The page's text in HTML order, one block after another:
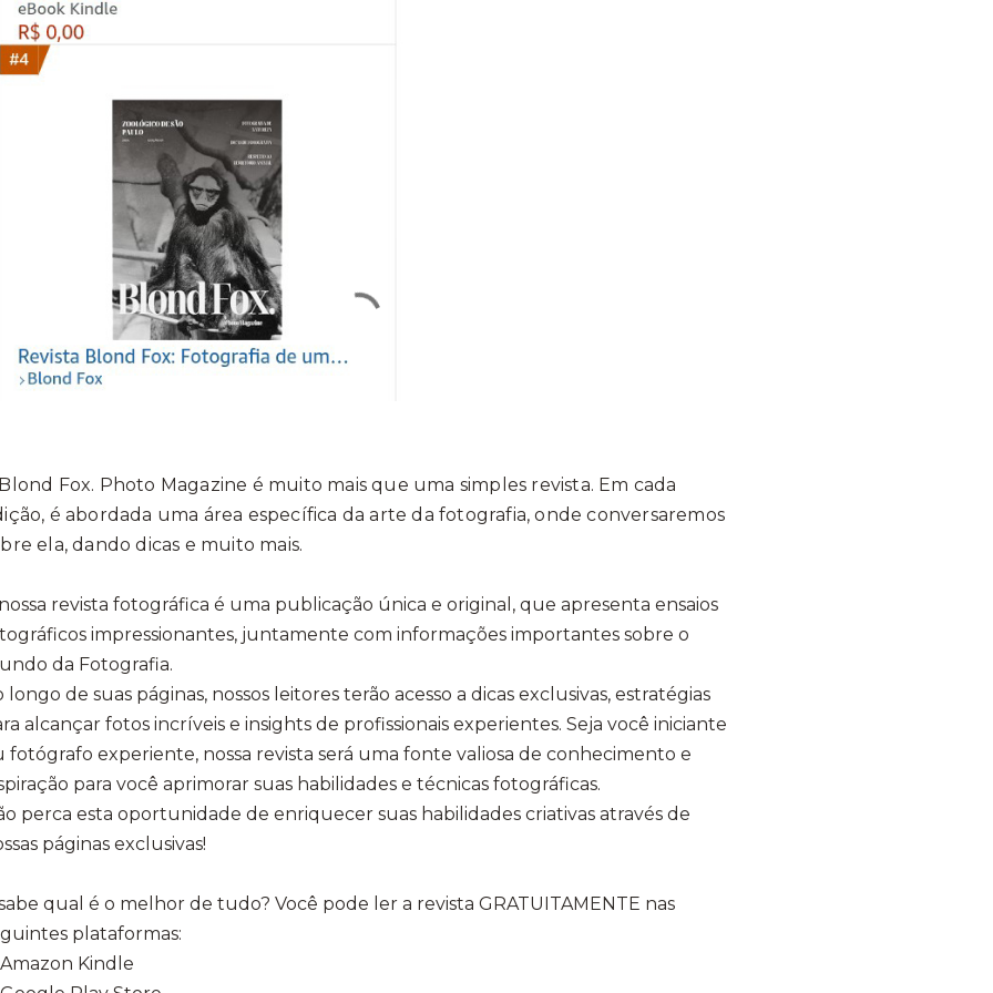
Fox. Photo Magazine é muito mais que uma simples revista. Em cada
é abordada uma área específica da arte da fotografia, onde conversaremos
ela, dando dicas e muito mais.
revista fotográfica é uma publicação única e original, que apresenta ensaios
impressionantes, juntamente com informações importantes sobre o
da Fotografia.
longo de suas páginas, nossos leitores terão acesso a dicas exclusivas, estratégias
alcançar fotos incríveis e insights de profissionais experientes. Seja você iniciante
fotógrafo experiente, nossa revista será uma fonte valiosa de conhecimento e
para você aprimorar suas habilidades e técnicas fotográficas.
perca esta oportunidade de enriquecer suas habilidades criativas através de
páginas exclusivas!
qual é o melhor de tudo? Você pode ler a revista GRATUITAMENTE nas
plataformas:
Amazon Kindle